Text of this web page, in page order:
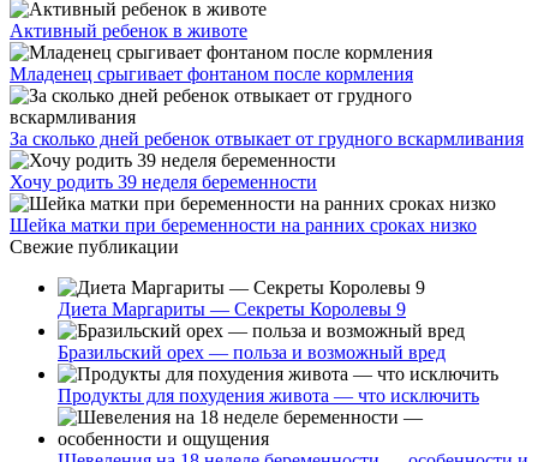
Активный ребенок в животе
Младенец срыгивает фонтаном после кормления
За сколько дней ребенок отвыкает от грудного вскармливания
Хочу родить 39 неделя беременности
Шейка матки при беременности на ранних сроках низко
Свежие публикации
Диета Маргариты — Секреты Королевы 9
Бразильский орех — польза и возможный вред
Продукты для похудения живота — что исключить